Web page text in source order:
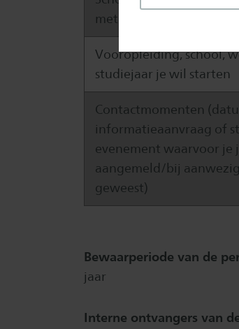
met het Hbo' en
Vooropleiding, school,
studiejaar je wil starten
Contactmomenten
informatieaanvraag of
evenement waarvoor je
aangemeld/bij
geweest)
Bewaarperiode van de
jaar
Interne ontvangers van